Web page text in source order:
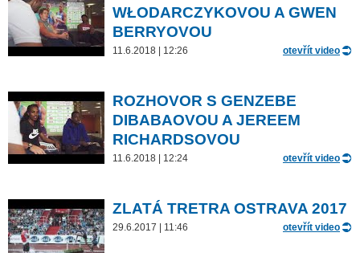
WŁODARCZYKOVOU A GWEN
BERRYOVOU
11.6.2018 | 12:26 otevřít video
ROZHOVOR S GENZEBE
DIBABAOVOU A JEREEM
RICHARDSOVOU
11.6.2018 | 12:24 otevřít video
ZLATÁ TRETRA OSTRAVA 2017
29.6.2017 | 11:46 otevřít video